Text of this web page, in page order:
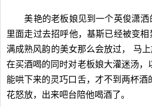
美艳的老板娘见到一个英俊潇洒
里面走过去招呼他，基斯已经被变
满成熟风韵的美女那么会放过， 马上
在买酒喝的同时对老板娘大灌迷汤，
能哄下来的灵巧口舌，才不到两杯
花怒放，出来吧台陪他喝酒了。